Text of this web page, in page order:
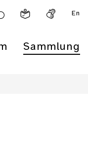
En
Sammlung